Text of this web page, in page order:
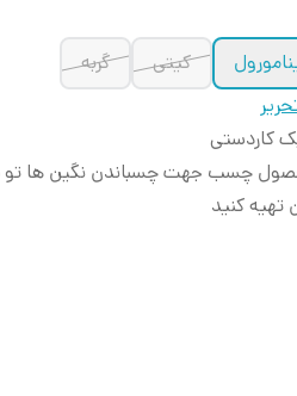
کیتی
گربه
کاردستی
چسب جهت چسباندن نگین ها تو
تهیه کنید